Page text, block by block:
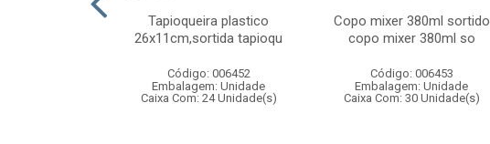
Tapioqueira plastico
26x11cm,sortida tapioqu
Código: 006452
Embalagem: Unidade
Caixa Com: 24 Unidade(s)
Copo mixer 380ml sortido
copo mixer 380ml so
Código: 006453
Embalagem: Unidade
Caixa Com: 30 Unidade(s)